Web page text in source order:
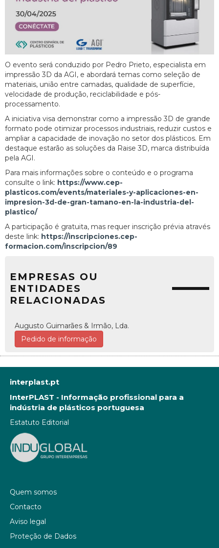
O evento será conduzido por Pedro Prieto, especialista em
impressão 3D da AGI, e abordará temas como seleção de
materiais, união entre camadas, qualidade de superfície,
velocidade de produção, reciclabilidade e pós-
processamento.
A iniciativa visa demonstrar como a impressão 3D de grande
formato pode otimizar processos industriais, reduzir custos e
ampliar a capacidade de inovação no setor dos plásticos. Em
destaque estarão as soluções da Raise 3D, marca distribuída
pela AGI.
Para mais informações sobre o conteúdo e o programa
consulte o link: https://www.cep-
plasticos.com/events/materiales-y-aplicaciones-en-
impresion-3d-de-gran-tamano-en-la-industria-del-
plastico/
A participação é gratuita, mas requer inscrição prévia através
deste link: https://inscripciones.cep-
formacion.com/inscripcion/89
EMPRESAS OU
ENTIDADES
RELACIONADAS
Augusto Guimarães & Irmão, Lda.
Pedido de informação
interplast.pt
InterPLAST - Informação profissional para a
indústria de plásticos portuguesa
Estatuto Editorial
Quem somos
Contacto
Aviso legal
Proteção de Dados